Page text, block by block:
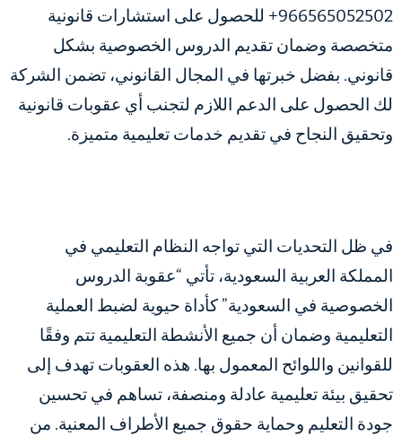
966565052502+ للحصول على استشارات قانونية
متخصصة وضمان تقديم الدروس الخصوصية بشكل
قانوني. بفضل خبرتها في المجال القانوني، تضمن الشركة
لك الحصول على الدعم اللازم لتجنب أي عقوبات قانونية
وتحقيق النجاح في تقديم خدمات تعليمية متميزة.
في ظل التحديات التي تواجه النظام التعليمي في
المملكة العربية السعودية، تأتي “عقوبة الدروس
الخصوصية في السعودية” كأداة حيوية لضبط العملية
التعليمية وضمان أن جميع الأنشطة التعليمية تتم وفقًا
للقوانين واللوائح المعمول بها. هذه العقوبات تهدف إلى
تحقيق بيئة تعليمية عادلة ومنصفة، تساهم في تحسين
جودة التعليم وحماية حقوق جميع الأطراف المعنية. من